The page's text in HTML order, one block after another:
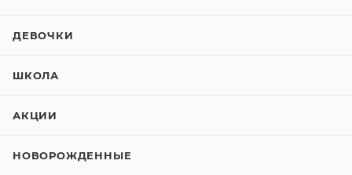
ДЕВОЧКИ
ШКОЛА
АКЦИИ
НОВОРОЖДЕННЫЕ